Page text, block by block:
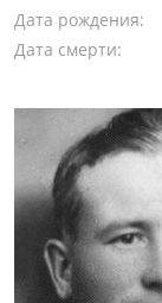
Дата рождения:
Дата смерти: